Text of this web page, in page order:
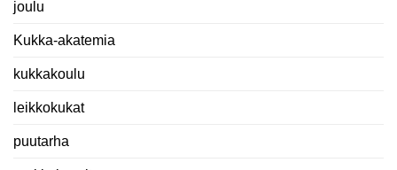
joulu
Kukka-akatemia
kukkakoulu
leikkokukat
puutarha